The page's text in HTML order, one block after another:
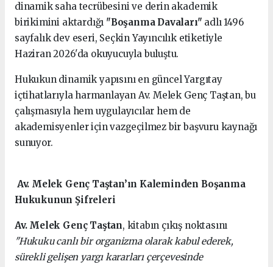
dinamik saha tecrübesini ve derin akademik
birikimini aktardığı "Boşanma Davaları" adlı 1496
sayfalık dev eseri, Seçkin Yayıncılık etiketiyle
Haziran 2026'da okuyucuyla buluştu.
Hukukun dinamik yapısını en güncel Yargıtay
içtihatlarıyla harmanlayan Av. Melek Genç Taştan, bu
çalışmasıyla hem uygulayıcılar hem de
akademisyenler için vazgeçilmez bir başvuru kaynağı
sunuyor.
Av. Melek Genç Taştan’ın Kaleminden Boşanma
Hukukunun Şifreleri
Av. Melek Genç Taştan, kitabın çıkış noktasını
"Hukuku canlı bir organizma olarak kabul ederek,
sürekli gelişen yargı kararları çerçevesinde